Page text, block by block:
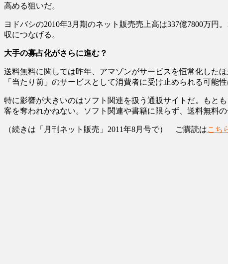
高める狙いだ。
ヨドバシの2010年3月期のネット販売売上高は337億7800万
収につなげる。
大手の寡占化がさらに進む？
送料無料に関しては昨年、アマゾンがサービスを恒常化した
「当たり前」のサービスとして消費者に受け止められる可能性
特に影響が大きいのはソフト関連を扱う通販サイトだ。もと
客を奪われかねない。ソフト関連や書籍に限らず、送料無料
（続きは「月刊ネット販売」2011年8月号で） ご購読はこち